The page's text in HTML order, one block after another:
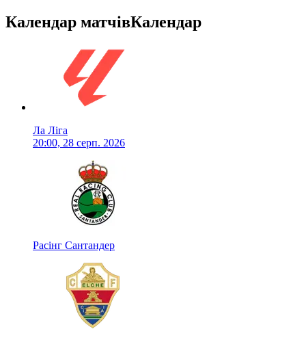
Календар матчівКалендар
Ла Ліга
20:00, 28 серп. 2026
Расінг Сантандер